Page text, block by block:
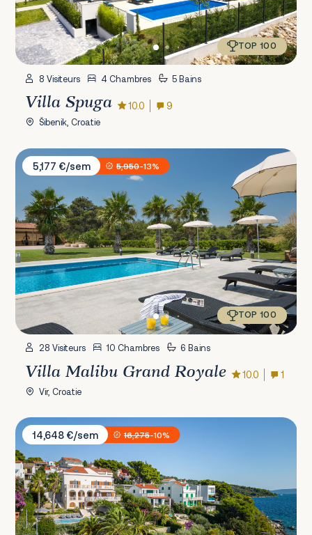
TOP 100
8 Visiteurs 4 Chambres 5 Bains
Villa Spuga 10.0 9
Šibenik, Croatie
Villa Malibu Grand Royale
5,177 €/sem
5,950-13%
TOP 100
28 Visiteurs 10 Chambres 6 Bains
Villa Malibu Grand Royale 10.0 1
Vir, Croatie
Sunset Villa Trogir
14,648 €/sem
16,275-10%